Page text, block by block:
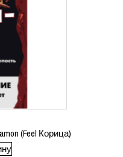
(Feel Корица)